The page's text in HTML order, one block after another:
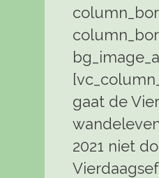
gaat de
2021 niet